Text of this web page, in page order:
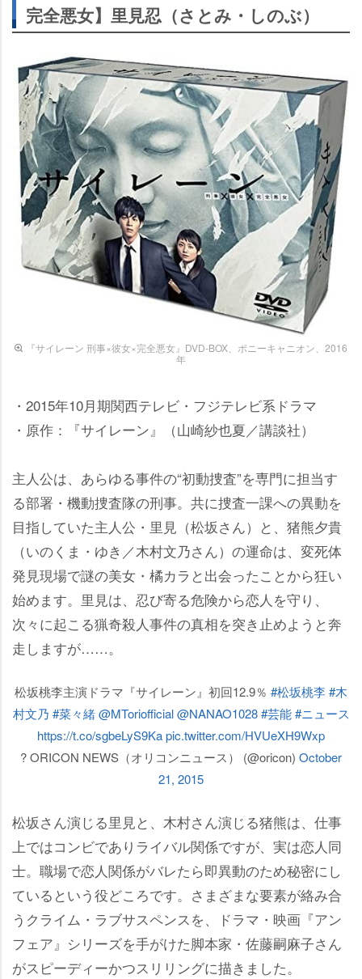
完全悪女】里見忍（さとみ・しのぶ）
『サイレーン 刑事×彼女×完全悪女』DVD-BOX、ポニーキャニオン、2016
年
・2015年10月期関西テレビ・フジテレビ系ドラマ
・原作：『サイレーン』（山崎紗也夏／講談社）
主人公は、あらゆる事件の“初動捜査”を専門に担当す
る部署・機動捜査隊の刑事。共に捜査一課への異動を
目指していた主人公・里見（松坂さん）と、猪熊夕貴
（いのくま・ゆき／木村文乃さん）の運命は、変死体
発見現場で謎の美女・橘カラと出会ったことから狂い
始めます。里見は、忍び寄る危険から恋人を守り、
次々に起こる猟奇殺人事件の真相を突き止めようと奔
走しますが……。
松坂桃李主演ドラマ『サイレーン』初回12.9％ #松坂桃李#木
村文乃 #菜々緒 @MToriofficial @NANAO1028 #芸能 #ニュース
https://t.co/sgbeLyS9Kapic.twitter.com/HVUeXH9Wxp
? ORICON NEWS（オリコンニュース） (@oricon) October
21, 2015
松坂さん演じる里見と、木村さん演じる猪熊は、仕事
上ではコンビでありライバル関係ですが、実は恋人同
士。職場で恋人関係がバレたら即異動のため秘密にし
ているという役どころです。さまざまな要素が絡み合
うクライム・ラブサスペンスを、ドラマ・映画『アン
フェア』シリーズを手がけた脚本家・佐藤嗣麻子さん
がスピーディーかつスリリングに描きました。